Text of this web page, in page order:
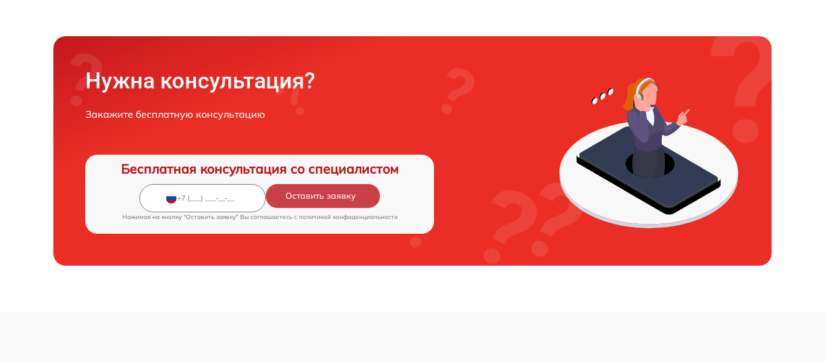
Нужна консультация?
Закажите бесплатную консультацию
Бесплатная консультация со специалистом
Оставить заявку
Нажимая на кнопку "Оставить заявку" Вы соглашаетесь c политикой конфиденциальности